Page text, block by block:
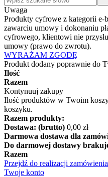
Uwaga
Produkty cyfrowe z kategorii e-
zawarciu umowy i dokonaniu
cyfrowego, klientowi nie
umowy (prawo do zwrotu).
WYRAŻAM ZGODĘ
Produkt dodany poprawnie do
Ilość
Razem
Kontynuuj zakupy
Ilość produktów w Twoim
koszyku.
Razem produkty:
Dostawa: (brutto) 0,00 zł
Darmowa dostawa dla
Do darmowej dostawy
Razem
Przejdź do realizacji zamówienia
Twoje konto